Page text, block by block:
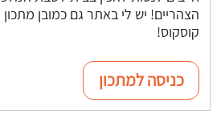
הצהריים! יש לי באתר גם כמובן
קוסקוס!
כניסה למתכון